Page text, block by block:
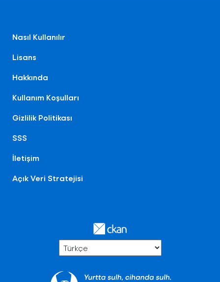
Nasıl Kullanılır
Lisans
Hakkında
Kullanım Koşulları
Gizlilik Politikası
SSS
İletişim
Açık Veri Stratejisi